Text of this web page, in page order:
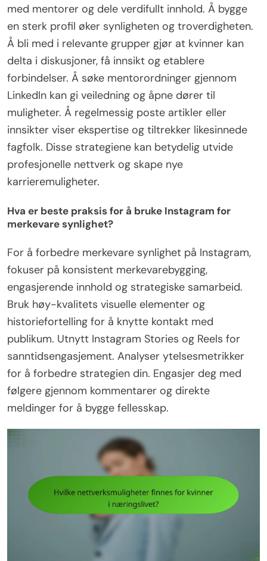
med mentorer og dele verdifullt innhold. Å bygge
en sterk profil øker synligheten og troverdigheten.
Å bli med i relevante grupper gjør at kvinner kan
delta i diskusjoner, få innsikt og etablere
forbindelser. Å søke mentorordninger gjennom
LinkedIn kan gi veiledning og åpne dører til
muligheter. Å regelmessig poste artikler eller
innsikter viser ekspertise og tiltrekker likesinnede
fagfolk. Disse strategiene kan betydelig utvide
profesjonelle nettverk og skape nye
karrieremuligheter.
Hva er beste praksis for å bruke Instagram for
merkevare synlighet?
For å forbedre merkevare synlighet på Instagram,
fokuser på konsistent merkevarebygging,
engasjerende innhold og strategiske samarbeid.
Bruk høy-kvalitets visuelle elementer og
historiefortelling for å knytte kontakt med
publikum. Utnytt Instagram Stories og Reels for
sanntidsengasjement. Analyser ytelsesmetrikker
for å forbedre strategien din. Engasjer deg med
følgere gjennom kommentarer og direkte
meldinger for å bygge fellesskap.